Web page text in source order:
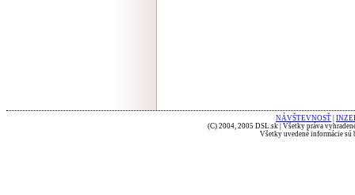
NÁVŠTEVNOSŤ
(C) 2004, 2005 DSL.sk | Všetky práva
Všetky uvedené informácie sú